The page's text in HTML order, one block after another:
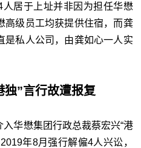
居于上址并非因为担任华懋
高级员工均获提供住宿，而龚
是私人公司，由龚如心一人实
独”言行故遭报复
华懋集团行政总裁蔡宏兴“港
年8月强行解僱4人兴讼，